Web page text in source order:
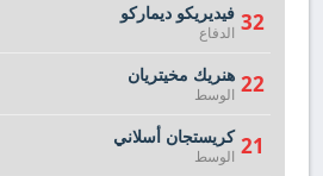
32 فيديريكو ديماركو
الدفاع
22 هنريك مخيتريان
الوسط
21 كريستجان أسلاني
الوسط